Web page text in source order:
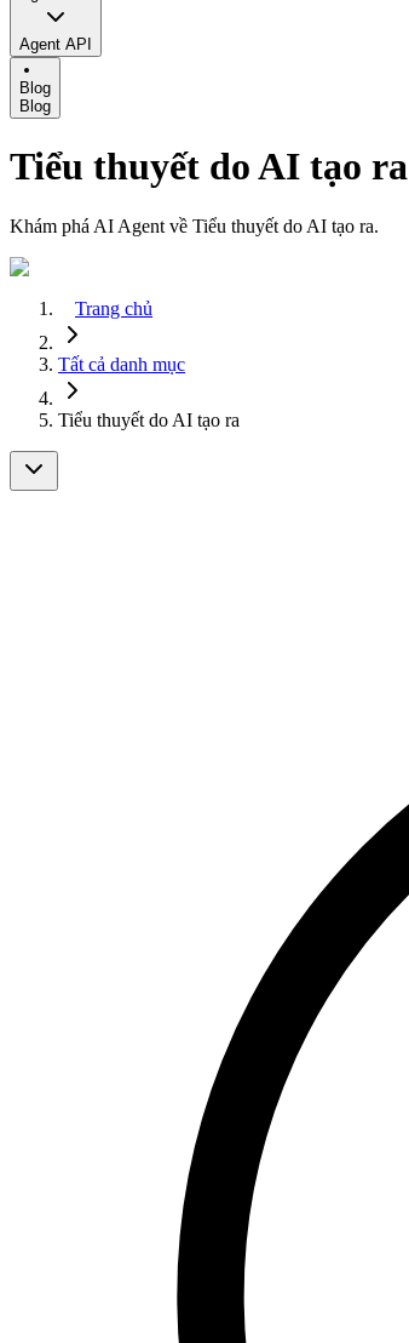
Agent API
Blog
Blog
Tiểu thuyết do AI tạo ra
Khám phá AI Agent về Tiểu thuyết do AI tạo ra.
Trang chủ
Tất cả danh mục
Tiểu thuyết do AI tạo ra